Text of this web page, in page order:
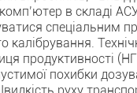
в складі
спеціальним
калібрування.
продуктивності
похибки